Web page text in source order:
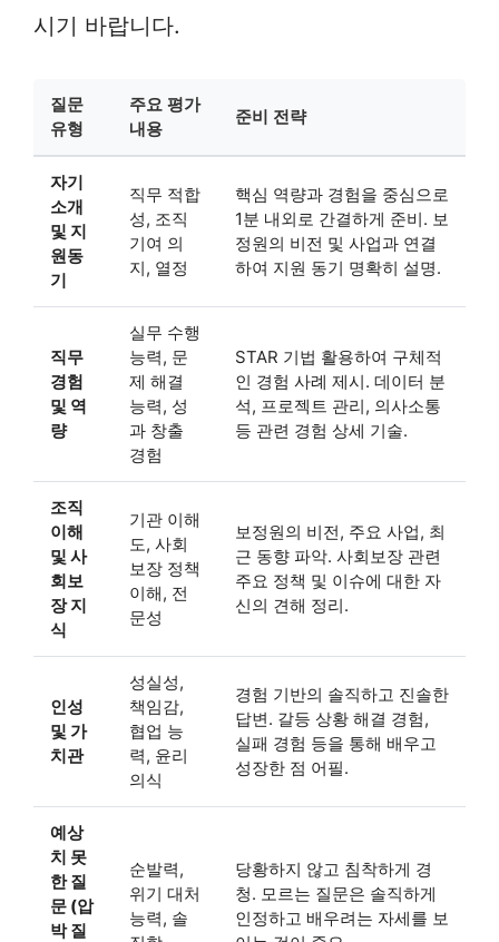
시기 바랍니다.
질문
유형
주요 평가
내용
준비 전략
자기
소개
및 지
원동
기
직무 적합
성, 조직
기여 의
지, 열정
핵심 역량과 경험을 중심으로
1분 내외로 간결하게 준비. 보
정원의 비전 및 사업과 연결
하여 지원 동기 명확히 설명.
직무
경험
및 역
량
실무 수행
능력, 문
제 해결
능력, 성
과 창출
경험
STAR 기법 활용하여 구체적
인 경험 사례 제시. 데이터 분
석, 프로젝트 관리, 의사소통
등 관련 경험 상세 기술.
조직
이해
및 사
회보
장 지
식
기관 이해
도, 사회
보장 정책
이해, 전
문성
보정원의 비전, 주요 사업, 최
근 동향 파악. 사회보장 관련
주요 정책 및 이슈에 대한 자
신의 견해 정리.
인성
및 가
치관
성실성,
책임감,
협업 능
력, 윤리
의식
경험 기반의 솔직하고 진솔한
답변. 갈등 상황 해결 경험,
실패 경험 등을 통해 배우고
성장한 점 어필.
예상
치 못
한 질
문 (압
박 질
순발력,
위기 대처
능력, 솔
당황하지 않고 침착하게 경
청. 모르는 질문은 솔직하게
인정하고 배우려는 자세를 보